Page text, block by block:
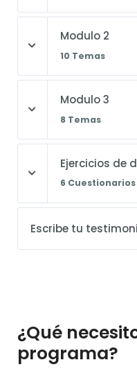
Modulo 2
10 Temas
Modulo 3
8 Temas
Ejercicios de
6 Cuestionarios
Escribe tu
¿Qué
programa?